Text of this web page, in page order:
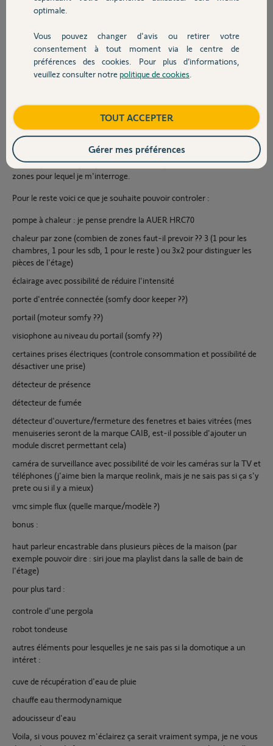
Devis avec un pro
Contact
installation évolutive,
l'installation
J'ai vu qu'il y a avait le protocole matter qui allait permettre une
interropérabilité entre les différents protocoles, ça semble
Pour l'instant seuls les volets roulants et la porte de garage sont
définis, ça sera en somfy IO.
Le chauffage sera un plancher chauffant à l'étage et au rez de
chaussé, avec une pompe a chaleur air/eau, il reste le nombre de
zones pour lequel je m'interroge.
Pour le reste voici ce que je souhaite pouvoir controler :
pompe à chaleur : je pense prendre la AUER HRC70
chaleur par zone (combien de zones faut-il prevoir ?? 3 (1 pour les
chambres, 1 pour les sdb, 1 pour le reste ) ou 3x2 pour distinguer les
pièces de l'étage)
éclairage avec possibilité de réduire l'intensité
porte d'entrée connectée (somfy door keeper ??)
portail (moteur somfy ??)
visiophone au niveau du portail (somfy ??)
certaines prises électriques (controle consommation et possibilité de
désactiver une prise)
détecteur de présence
détecteur de fumée
détecteur d'ouverture/fermeture des fenetres et baies vitrées (mes
menuiseries seront de la marque CAIB, est-il possible d'ajouter un
module discret permettant cela)
caméra de surveillance avec possibilité de voir les caméras sur la TV et
téléphones (j'aime bien la marque reolink, mais je ne sais pas si ça s'y
prete ou si il y a mieux)
vmc simple flux (quelle marque/modèle ?)
bonus :
haut parleur encastrable dans plusieurs pièces de la maison (par
exemple pouvoir dire : siri joue ma playlist dans la salle de bain de
l'étage)
pour plus tard :
controle d'une pergola
robot tondeuse
autres éléments pour lesquelles je ne sais pas si la domotique a un
intéret :
cuve de récupération d'eau de pluie
chauffe eau thermodynamique
adoucisseur d'eau
Voila, si vous pouvez m'éclairez ça serait vraiment sympa, je ne vous
optimale.
Vous pouvez changer d'avis ou retirer votre
consentement à tout moment via le centre de
préférences des cookies. Pour plus d’informations,
veuillez consulter notre politique de cookies
TOUT ACCEPTER
Gérer mes préférences